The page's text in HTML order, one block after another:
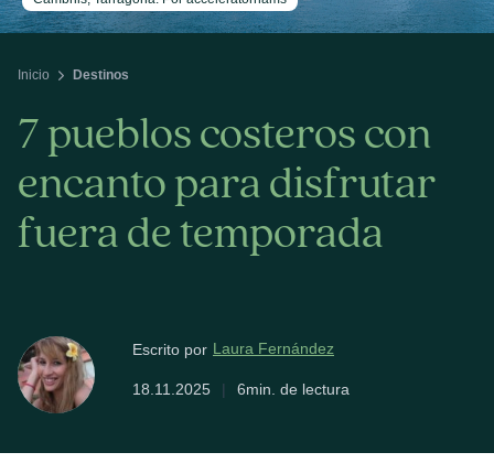
Inicio Destinos
7 pueblos costeros con
encanto para disfrutar
fuera de temporada
Escrito por Laura Fernández
18.11.2025 | 6min. de lectura